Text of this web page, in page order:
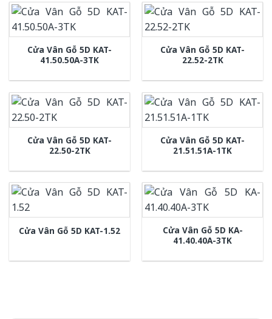
Cửa Vân Gỗ 5D KAT-
41.50.50A-3TK
Cửa Vân Gỗ 5D KAT-
22.52-2TK
Cửa Vân Gỗ 5D KAT-
22.50-2TK
Cửa Vân Gỗ 5D KAT-
21.51.51A-1TK
Cửa Vân Gỗ 5D KAT-1.52
Cửa Vân Gỗ 5D KA-
41.40.40A-3TK